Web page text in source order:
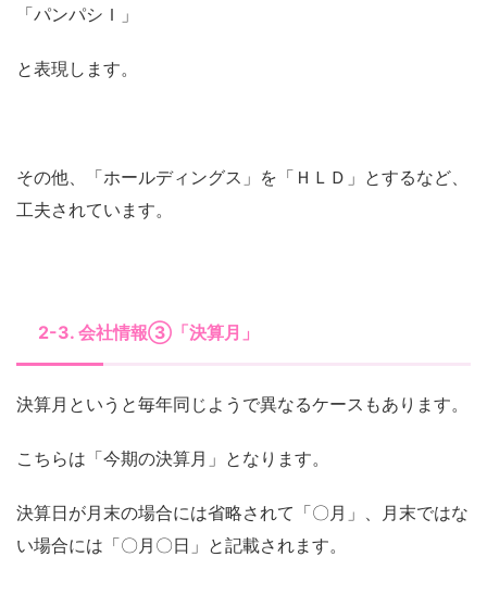
「パンパシＩ」
と表現します。
その他、「ホールディングス」を「ＨＬＤ」とするなど、
工夫されています。
2-3. 会社情報③「決算月」
決算月というと毎年同じようで異なるケースもあります。
こちらは「今期の決算月」となります。
決算日が月末の場合には省略されて「〇月」、月末ではな
い場合には「〇月〇日」と記載されます。